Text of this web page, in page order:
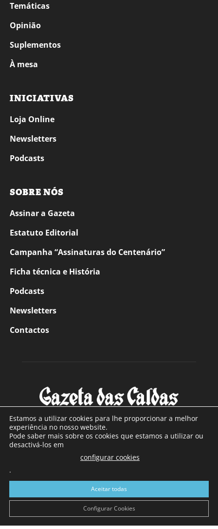
Temáticas
Opinião
Suplementos
À mesa
INICIATIVAS
Loja Online
Newsletters
Podcasts
SOBRE NÓS
Assinar a Gazeta
Estatuto Editorial
Campanha “Assinaturas do Centenário”
Ficha técnica e História
Podcasts
Newsletters
Contactos
SOBRE NÓS
Com sede nas Caldas da Rainha e mais de 90 anos de
a sul de distrito de Leiria, com mais de 40.000 leitores por
toda a região Oeste. Jornal com distribuição em Portugal
Continental e assinatura online.
Estamos a utilizar cookies para lhe proporcionar a melhor
experiência no nosso website.
Pode saber mais sobre os cookies que estamos a utilizar ou
desactivá-los em
configurar cookies
.
Aceitar todas
Configurar Cookies